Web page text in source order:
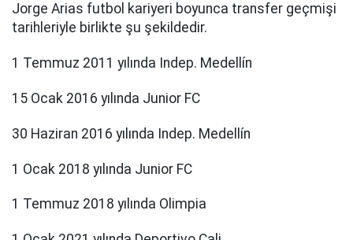
Jorge Arias futbol kariyeri boyunca transfer geçmişi
tarihleriyle birlikte şu şekildedir.
1 Temmuz 2011 yılında Indep. Medellín
15 Ocak 2016 yılında Junior FC
30 Haziran 2016 yılında Indep. Medellín
1 Ocak 2018 yılında Junior FC
1 Temmuz 2018 yılında Olimpia